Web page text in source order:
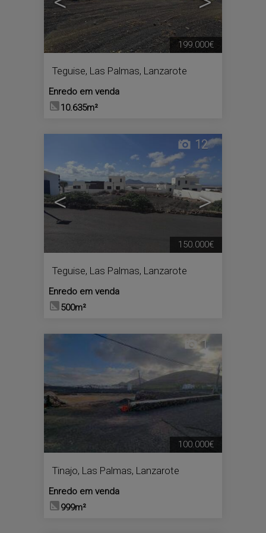
Teguise, Las Palmas, Lanzarote
Enredo em venda
10.635m²
199.000€
< >
12
Teguise, Las Palmas, Lanzarote
Enredo em venda
500m²
150.000€
1
Tinajo, Las Palmas, Lanzarote
Enredo em venda
999m²
100.000€